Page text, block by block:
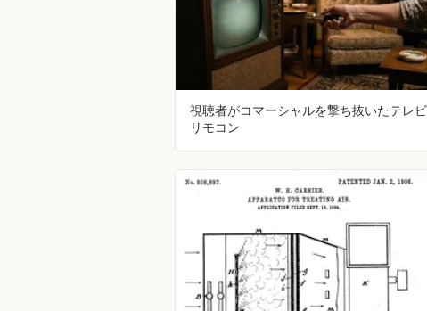
視聴者がコマーシャルを撃ち抜いたテレビ
リモコン